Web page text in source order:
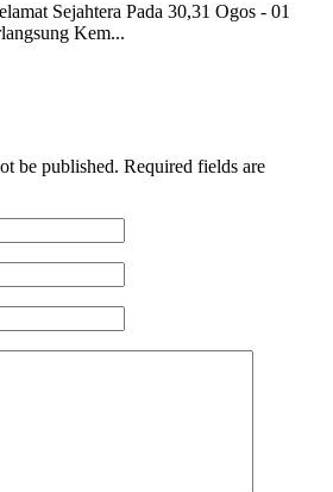
Sejahtera Pada 30,31 Ogos - 01
Kem...
be published. Required fields are